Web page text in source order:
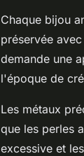
Chaque bijou
préservée
demande une
l'époque de
Les métaux
que les perles
excessive et